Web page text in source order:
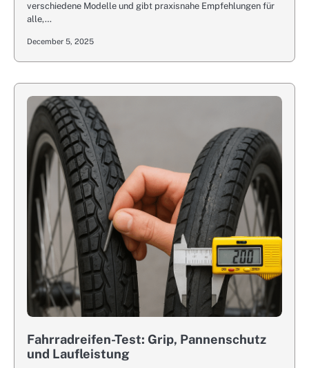
verschiedene Modelle und gibt praxisnahe Empfehlungen für
alle,…
December 5, 2025
Fahrradreifen-Test: Grip, Pannenschutz
und Laufleistung